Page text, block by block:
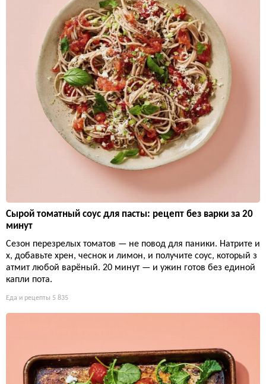
Сырой томатный соус для пасты: рецепт без варки за 20
минут
Сезон перезрелых томатов — не повод для паники. Натрите и
х, добавьте хрен, чеснок и лимон, и получите соус, который з
атмит любой варёный. 20 минут — и ужин готов без единой
капли пота.
Еда и рецепты 5 835